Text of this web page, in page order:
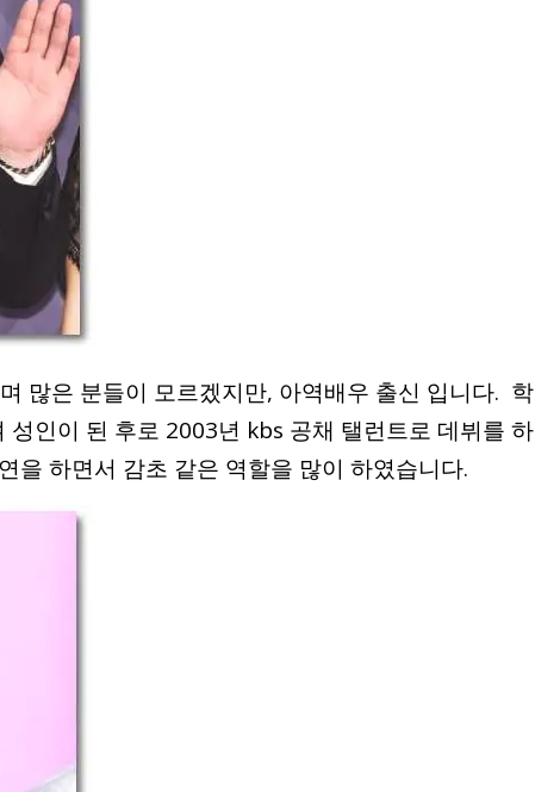
많은 분들이 모르겠지만, 아역배우 출신 입니다. 학
인이 된 후로 2003년 kbs 공채 탤런트로 데뷔를 하
을 하면서 감초 같은 역할을 많이 하였습니다.